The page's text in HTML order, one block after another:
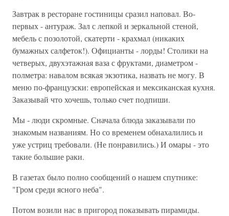
Завтрак в ресторане гостиницы сразил наповал. Во-
первых - антураж. Зал с лепкой и зеркальной стеной,
мебель с позолотой, скатерти - крахмал (никаких
бумажных салфеток!). Официанты - лорды! Столики на
четверых, двухэтажная ваза с фруктами, диаметром -
полметра: навалом всякая экзотика, назвать не могу. В
меню по-французски: европейская и мексиканская кухня.
Заказывай что хочешь, только счет подпиши.
Мы - люди скромные. Сначала блюда заказывали по
знакомым названиям. Но со временем обнахалились и
уже устриц требовали. (Не понравились.) И омары - это
такие большие раки.
В газетах было полно сообщений о нашем спутнике:
"Гром среди ясного неба".
Потом возили нас в пригород показывать пирамиды.